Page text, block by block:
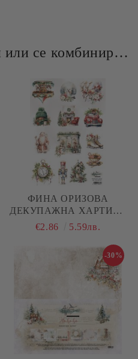
Продукта е подобен или се комбинира добре и със следните продукти :
ФИНА ОРИЗОВА
ДЕКУПАЖНА ХАРТИЯ -
HO HO HO - 29.6 Х 21СМ.
€2.86 5.59лв.
-30%